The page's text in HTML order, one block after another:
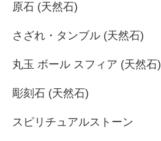
原石 (天然石)
さざれ・タンブル (天然石)
丸玉 ボール スフィア (天然石)
彫刻石 (天然石)
スピリチュアルストーン